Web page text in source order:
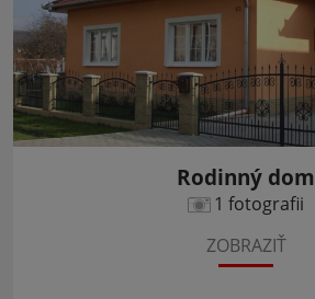
Rodinný dom
1 fotografii
ZOBRAZIŤ